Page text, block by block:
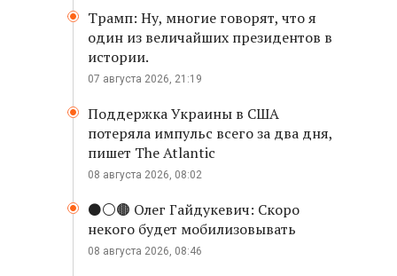
Трамп: Ну, многие говорят, что я
один из величайших президентов в
истории.
07 августа 2026, 21:19
Поддержка Украины в США
потеряла импульс всего за два дня,
пишет The Atlantic
08 августа 2026, 08:02
⚫️⚪️🟤 Олег Гайдукевич: Скоро
некого будет мобилизовывать
08 августа 2026, 08:46